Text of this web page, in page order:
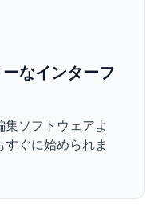
なインターフ
ソフトウェアよ
ぐに始められま